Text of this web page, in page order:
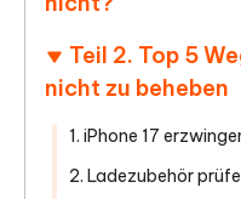
Teil 2. Top 5
nicht zu beheben
1. iPhone 17
2. Ladezubehör